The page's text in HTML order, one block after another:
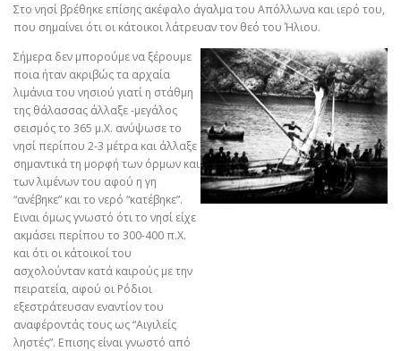
Στο νησί βρέθηκε επίσης ακέφαλο άγαλμα του Απόλλωνα και ιερό του,
που σημαίνει ότι οι κάτοικοι λάτρευαν τον θεό του Ήλιου.
Σήμερα δεν μπορούμε να ξέρουμε
ποια ήταν ακριβώς τα αρχαία
λιμάνια του νησιού γιατί η στάθμη
της θάλασσας άλλαξε -μεγάλος
σεισμός το 365 μ.Χ. ανύψωσε το
νησί περίπου 2-3 μέτρα και άλλαξε
σημαντικά τη μορφή των όρμων και
των λιμένων του αφού η γη
“ανέβηκε” και το νερό “κατέβηκε”.
Ειναι όμως γνωστό ότι το νησί είχε
ακμάσει περίπου το 300-400 π.Χ.
και ότι οι κάτοικοί του
ασχολούνταν κατά καιρούς με την
πειρατεία, αφού οι Ρόδιοι
εξεστράτευσαν εναντίον του
αναφέροντάς τους ως “Αιγιλείς
ληστές”. Επισης είναι γνωστό από